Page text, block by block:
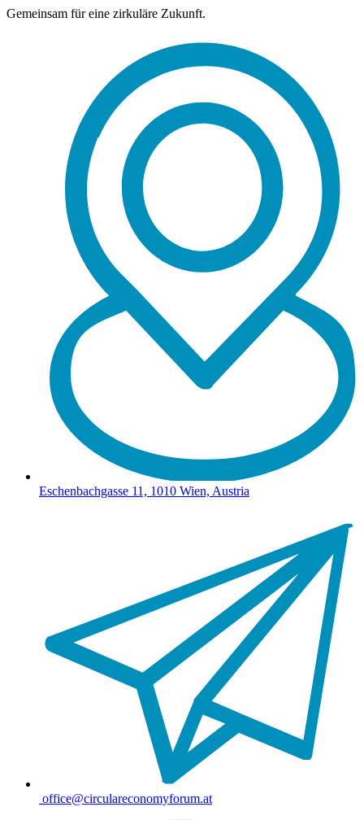
Gemeinsam für eine zirkuläre Zukunft.
Eschenbachgasse 11, 1010 Wien, Austria
office@circulareconomyforum.at